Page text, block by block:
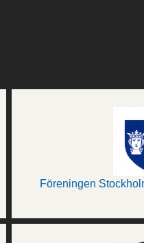
Föreningen